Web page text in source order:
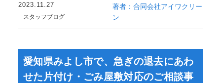
2023.11.27
スタッフブログ
著者：合同会社アイワクリー
ン
愛知県みよし市で、急ぎの退去にあわ
せた片付け・ごみ屋敷対応のご相談事